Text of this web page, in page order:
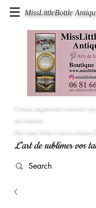
MissLittleBottle
Cristal, argenterie,vaisselle
décoration...
Baccarat,Saint
L'art de sublimer vos